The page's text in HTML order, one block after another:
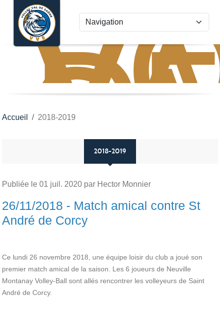
Accueil 2018-2019
2018-2019
Publiée le 01 juil. 2020 par Hector Monnier
26/11/2018 - Match amical contre St
André de Corcy
Ce lundi 26 novembre 2018, une équipe loisir du club a joué son
premier match amical de la saison. Les 6 joueurs de Neuville
Montanay Volley-Ball sont allés rencontrer les volleyeurs de Saint
André de Corcy.
Panneau de gestion des cookies